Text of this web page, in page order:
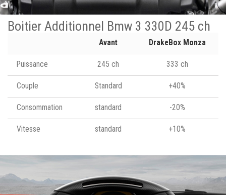
Boitier Additionnel Bmw 3 330D 245 ch
Avant DrakeBox Monza
Puissance 245 ch 333 ch
Couple Standard +40%
Consommation standard -20%
Vitesse standard +10%